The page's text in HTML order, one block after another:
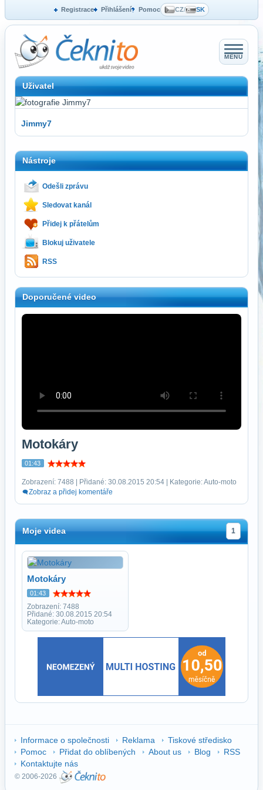
Registrace Přihlášení Pomoc CZ/ SK
MENU
Uživatel
Jimmy7
Nástroje
Odešli zprávu
Sledovat kanál
Přidej k přátelům
Blokuj uživatele
RSS
Doporučené video
Motokáry
01:43
Zobrazení: 7488 | Přidané: 30.08.2015 20:54 | Kategorie: Auto-moto
Zobraz a přidej komentáře
Moje videa 1
Motokáry
01:43
Zobrazení: 7488
Přidané: 30.08.2015 20:54
Kategorie: Auto-moto
Informace o společnosti Reklama
Tiskové středisko
Pomoc
Přidat do oblíbených About us Blog
RSS
Kontaktujte nás
© 2006-2026